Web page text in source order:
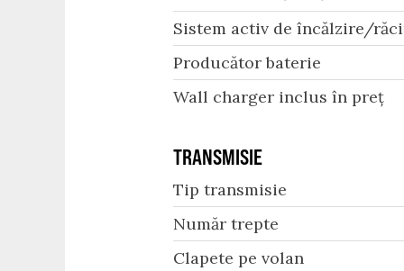
Sistem activ de încălzire/
Producător baterie
Wall charger inclus în preț
TRANSMISIE
Tip transmisie
Număr trepte
Clapete pe volan